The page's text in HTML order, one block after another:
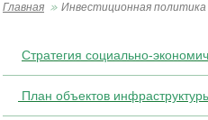
Главная Инвестиционная политика
Стратегия социально-
План объектов